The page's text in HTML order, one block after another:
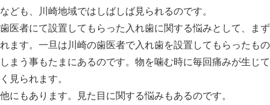
なども、川崎地域ではしばしば見られるのです。
歯医者にて設置してもらった入れ歯に関する悩みとして、ま
れます。一旦は川崎の歯医者で入れ歯を設置してもらったも
しまう事もたまにあるのです。物を噛む時に毎回痛みが生じ
く見られます。
他にもあります。見た目に関する悩みもあるのです。